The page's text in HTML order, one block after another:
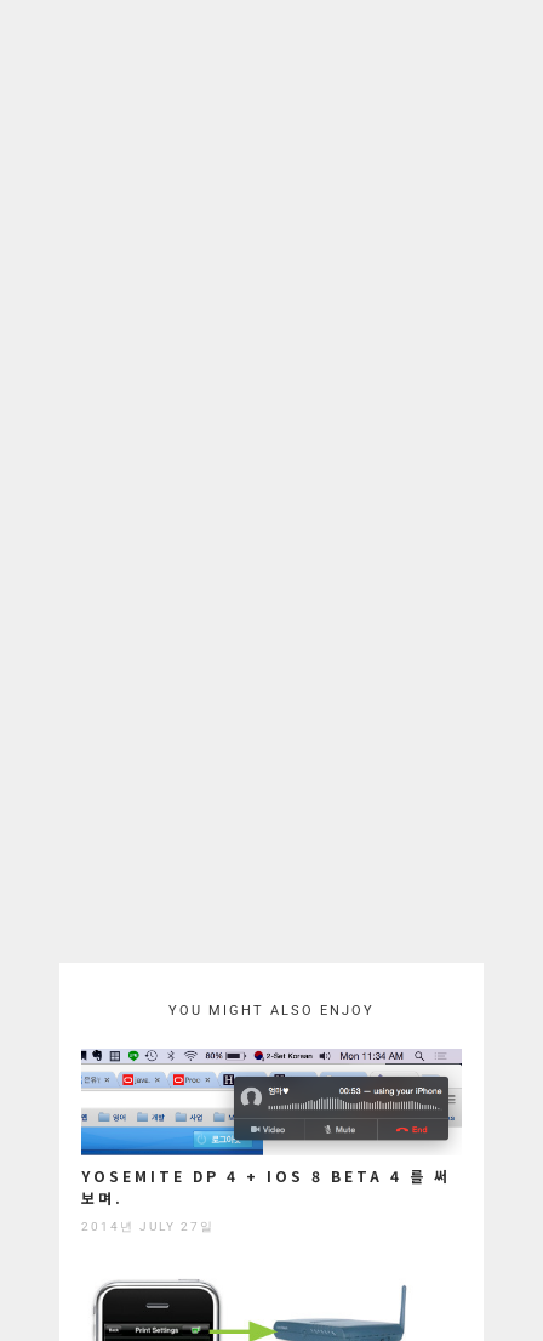
YOU MIGHT ALSO ENJOY
YOSEMITE DP 4 + IOS 8 BETA 4 를 써
보며.
2014년 JULY 27일